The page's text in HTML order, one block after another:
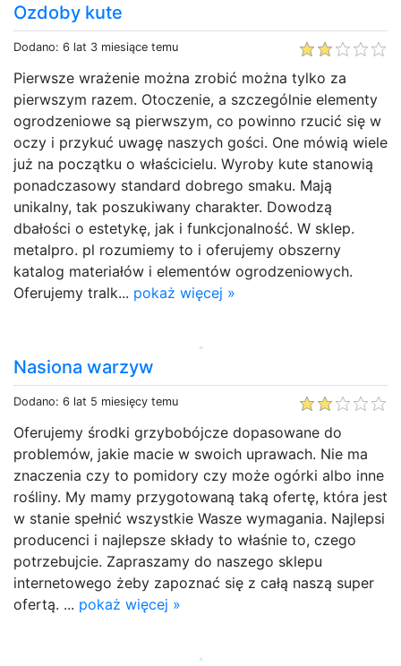
Ozdoby kute
Dodano: 6 lat 3 miesiące temu
Pierwsze wrażenie można zrobić można tylko za
pierwszym razem. Otoczenie, a szczególnie elementy
ogrodzeniowe są pierwszym, co powinno rzucić się w
oczy i przykuć uwagę naszych gości. One mówią wiele
już na początku o właścicielu. Wyroby kute stanowią
ponadczasowy standard dobrego smaku. Mają
unikalny, tak poszukiwany charakter. Dowodzą
dbałości o estetykę, jak i funkcjonalność. W sklep.
metalpro. pl rozumiemy to i oferujemy obszerny
katalog materiałów i elementów ogrodzeniowych.
Oferujemy tralk... pokaż więcej »
Nasiona warzyw
Dodano: 6 lat 5 miesięcy temu
Oferujemy środki grzybobójcze dopasowane do
problemów, jakie macie w swoich uprawach. Nie ma
znaczenia czy to pomidory czy może ogórki albo inne
rośliny. My mamy przygotowaną taką ofertę, która jest
w stanie spełnić wszystkie Wasze wymagania. Najlepsi
producenci i najlepsze składy to właśnie to, czego
potrzebujcie. Zapraszamy do naszego sklepu
internetowego żeby zapoznać się z całą naszą super
ofertą. ... pokaż więcej »